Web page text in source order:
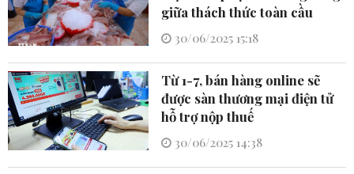
giữa thách thức toàn cầu
30/06/2025 15:18
Từ 1-7, bán hàng online sẽ
được sàn thương mại điện tử
hỗ trợ nộp thuế
30/06/2025 14:38